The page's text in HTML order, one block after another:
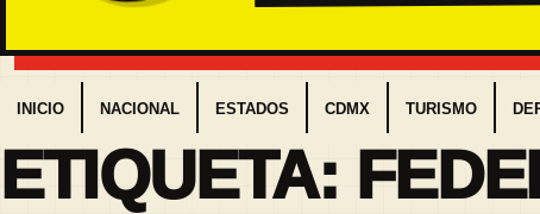
INICIO NACIONAL ESTADOS CDMX TURISMO
ETIQUETA: